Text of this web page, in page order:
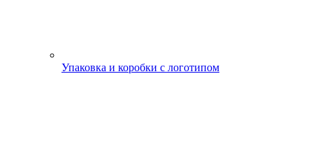
Упаковка и коробки с логотипом